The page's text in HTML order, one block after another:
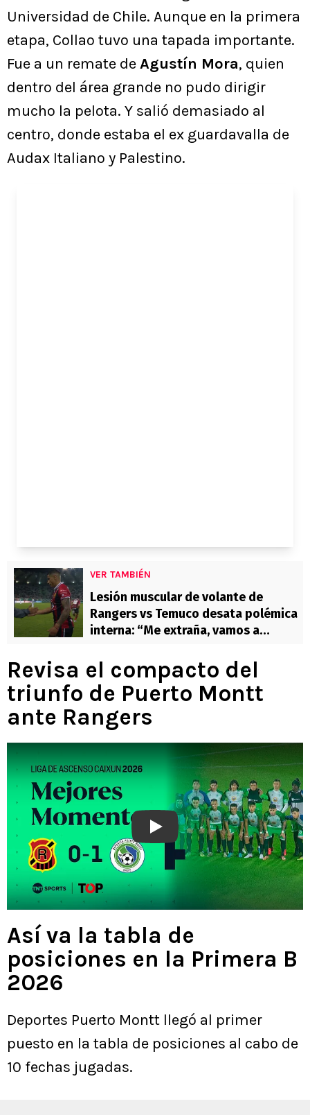
Universidad de Chile. Aunque en la primera
etapa, Collao tuvo una tapada importante.
Fue a un remate deAgustín Mora, quien
dentro del área grande no pudo dirigir
mucho la pelota. Y salió demasiado al
centro, donde estaba el ex guardavalla de
Audax Italiano y Palestino.
VER TAMBIÉN
Lesión muscular de volante de
Rangers vs Temuco desata polémica
interna: “Me extraña, vamos a
Revisa el compacto del
triunfo de Puerto Montt
ante Rangers
Play
Así va la tabla de
posiciones en la Primera B
2026
Deportes Puerto Montt llegó al primer
puesto en la tabla de posiciones al cabo de
10 fechas jugadas.